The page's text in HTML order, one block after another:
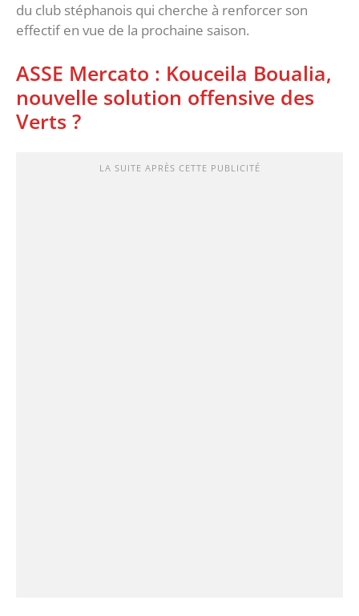
du club stéphanois qui cherche à renforcer son
effectif en vue de la prochaine saison.
ASSE Mercato : Kouceila Boualia,
nouvelle solution offensive des
Verts ?
LA SUITE APRÈS CETTE PUBLICITÉ